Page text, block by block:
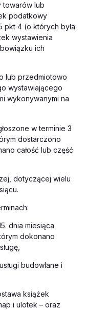
towarów lub
podatkowy
pkt 4 (o których była
wystawienia
ich
lub przedmiotowo
wystawiającego
wykonywanymi na
w terminie 3
dostarczono
całość lub część
dotyczącej wielu
dnia miesiąca
dokonano
budowlane i
książek
i ulotek – oraz